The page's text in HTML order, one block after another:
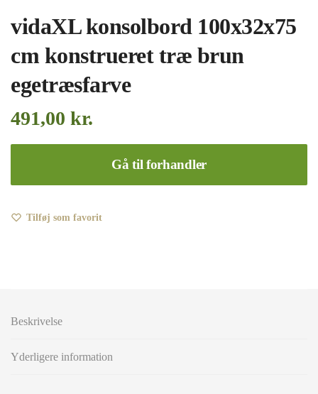
vidaXL konsolbord 100x32x75
cm konstrueret træ brun
egetræsfarve
491,00 kr.
Gå til forhandler
Tilføj som favorit
Beskrivelse
Yderligere information